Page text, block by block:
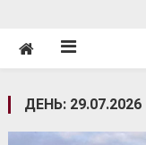
ДЕНЬ: 29.07.2026